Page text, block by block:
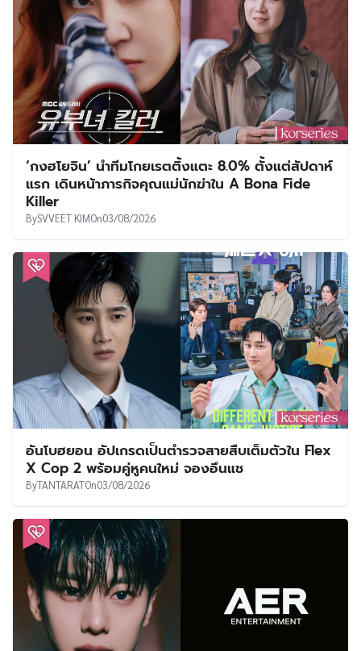
‘กงฮโยจิน’ นำทีมโกยเรตติ้งแตะ 8.0% ตั้งแต่สัปดาห์
แรก เดินหน้าภารกิจคุณแม่นักฆ่าใน A Bona Fide
Killer
BySVVEET KIMOn03/08/2026
อันโบฮยอน อัปเกรดเป็นตำรวจสายสืบเต็มตัวใน Flex
X Cop 2 พร้อมคู่หูคนใหม่ จองอึนแช
ByTANTARATOn03/08/2026